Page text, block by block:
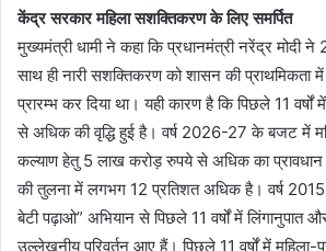
केंद्र सरकार महिला सशक्तिकरण के लिए समर्पित
मुख्यमंत्री धामी ने कहा कि प्रधानमंत्री नरेंद्र
साथ ही नारी सशक्तिकरण को शासन की प्राथमिकता
प्रारम्भ कर दिया था। यही कारण है कि पिछले 11
से अधिक की वृद्धि हुई है। वर्ष 2026-27 के बजट में
कल्याण हेतु 5 लाख करोड़ रुपये से अधिक का प्रावधान
की तुलना में लगभग 12 प्रतिशत अधिक है। वर्ष
बेटी पढ़ाओ” अभियान से पिछले 11 वर्षों में लिंगानुपात
उल्लेखनीय परिवर्तन आए हैं। पिछले 11 वर्षों में